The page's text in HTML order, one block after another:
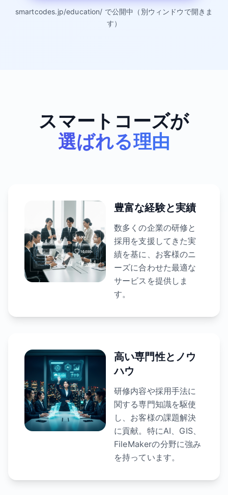
smartcodes.jp/education/ で公開中（別ウィンドウで開きま
す）
スマートコーズが
選ばれる理由
豊富な経験と実績
数多くの企業の研修と
採用を支援してきた実
績を基に、お客様のニ
ーズに合わせた最適な
サービスを提供しま
す。
高い専門性とノウ
ハウ
研修内容や採用手法に
関する専門知識を駆使
し、お客様の課題解決
に貢献。特にAI、GIS、
FileMakerの分野に強み
を持っています。